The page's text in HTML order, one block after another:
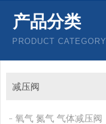
产品分类
PRODUCT CATEGORY
减压阀
氧气 氮气 气体减压阀